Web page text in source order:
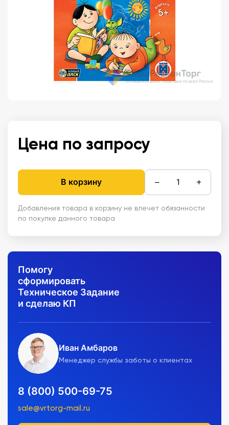
Цена по запросу
В корзину − +
Добавления товара в корзину не влечет обязанности
по покупке данного товара
Помогу
сформировать
Техническое Задание
и сделаю КП
Иван Амбаров
Менеджер службы заботы о клиентах
8 (800) 500-69-75
sale@vrtorg-mail.ru